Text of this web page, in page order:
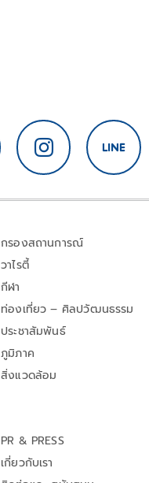
กรองสถานการณ์
วาไรตี้
กีฬา
ท่องเที่ยว – ศิลปวัฒนธรรม
ประชาสัมพันธ์
ภูมิภาค
สิ่งแวดล้อม
PR & PRESS
เกี่ยวกับเรา